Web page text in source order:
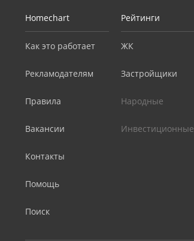
Homechart
Как это работает
Рекламодателям
Правила
Вакансии
Контакты
Помощь
Поиск
Рейтинги
ЖК
Застройщики
Народные
Инвестиционные